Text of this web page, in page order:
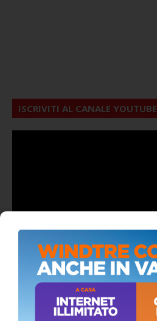
ISCRIVITI AL CANALE YOUTUBE
ALMANACCO DEL GIORNO